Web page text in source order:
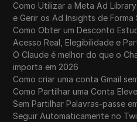
Como Utilizar a Meta Ad
e Gerir os Ad Insights de Forma
Como Obter um Desconto
Acesso Real, Elegibilidade e
O Claude é melhor do que o
importa em 2026
Como criar uma conta Gmail
Como Partilhar uma Conta
Sem Partilhar Palavras-passe
Seguir Automaticamente no